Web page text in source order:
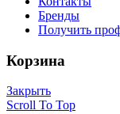
Бренды
Получить
Корзина
Закрыть
Scroll To Top